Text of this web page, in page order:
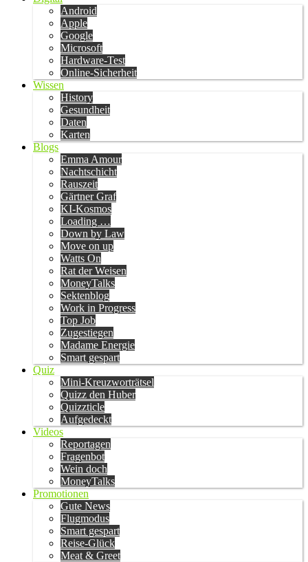
Android
Apple
Google
Microsoft
Hardware-Test
Online-Sicherheit
Wissen
History
Gesundheit
Daten
Karten
Blogs
Emma Amour
Nachtschicht
Rauszeit
Gärtner Graf
KI-Kosmos
Loading …
Down by Law
Move on up
Watts On
Rat der Weisen
MoneyTalks
Sektenblog
Work in Progress
Top Job
Zugestiegen
Madame Energie
Smart gespart
Quiz
Mini-Kreuzworträtsel
Quizz den Huber
Quizzticle
Aufgedeckt
Videos
Reportagen
Fragenbot
Wein doch
MoneyTalks
Promotionen
Gute News
Flugmodus
Smart gespart
Reise-Glück
Meat & Greet